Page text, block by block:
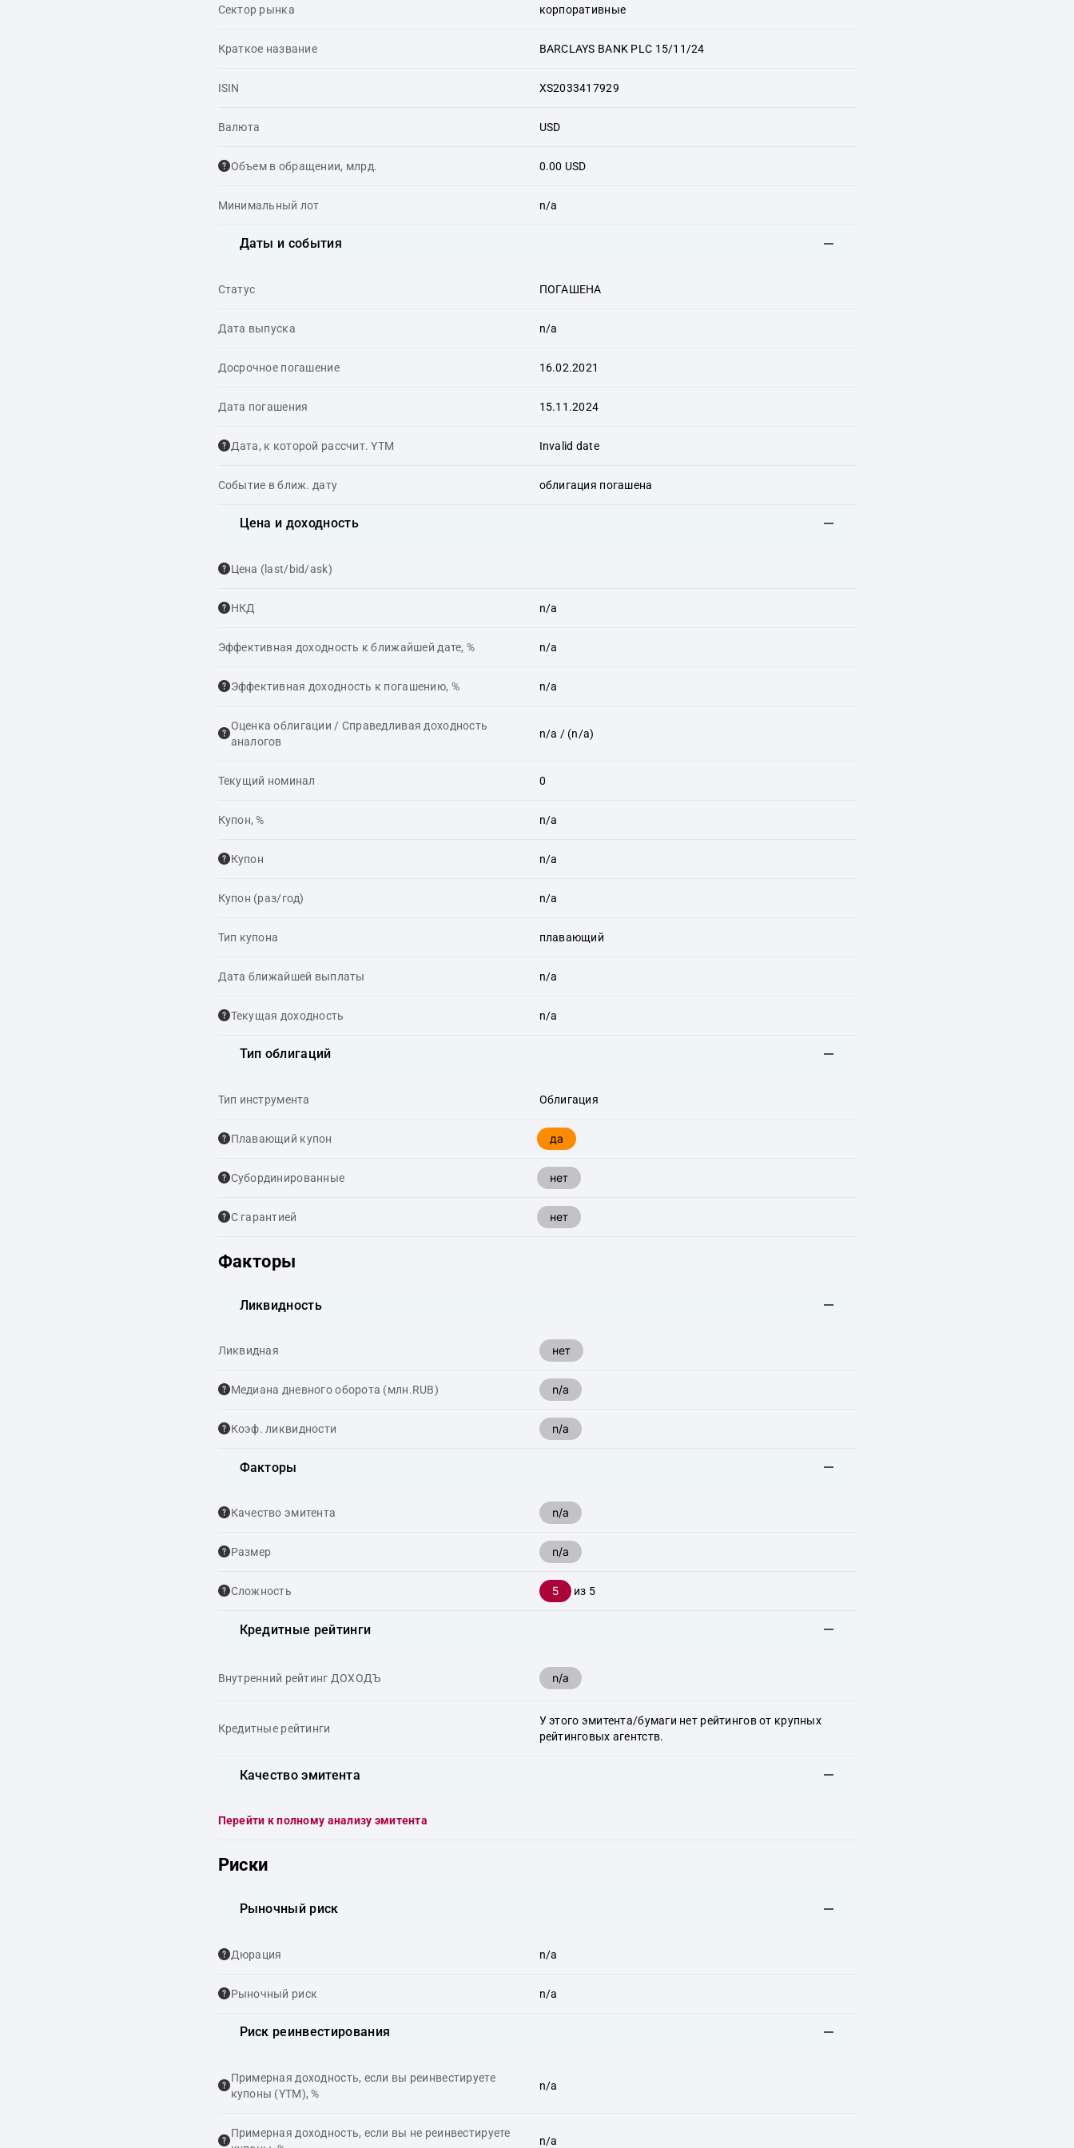
Сектор рынка корпоративные
Краткое название BARCLAYS BANK PLC 15/11/24
ISIN XS2033417929
Валюта USD
Объем в обращении, млрд. 0.00 USD
Минимальный лот n/a
Даты и события
Статус ПОГАШЕНА
Дата выпуска n/a
Досрочное погашение 16.02.2021
Дата погашения 15.11.2024
Дата, к которой рассчит. YTM Invalid date
Событие в ближ. дату облигация погашена
Цена и доходность
Цена (last/bid/ask)
НКД n/a
Эффективная доходность к ближайшей дате, % n/a
Эффективная доходность к погашению, % n/a
Оценка облигации / Справедливая доходность
аналогов
n/a / (n/a)
Текущий номинал 0
Купон, % n/a
Купон n/a
Купон (раз/год) n/a
Тип купона плавающий
Дата ближайшей выплаты n/a
Текущая доходность n/a
Тип облигаций
Тип инструмента Облигация
Плавающий купон да
Cубординированные нет
С гарантией нет
Факторы
Ликвидность
Ликвидная нет
Медиана дневного оборота (млн.RUB) n/a
Коэф. ликвидности n/a
Факторы
Качество эмитента n/a
Размер n/a
Сложность 5 из 5
Кредитные рейтинги
Внутренний рейтинг ДОХОДЪ n/a
Кредитные рейтинги
У этого эмитента/бумаги нет рейтингов от крупных
рейтинговых агентств.
Качество эмитента
Перейти к полному анализу эмитента
Риски
Рыночный риск
Дюрация n/a
Рыночный риск n/a
Риск реинвестирования
Примерная доходность, если вы реинвестируете
купоны (YTM), %
n/a
Примерная доходность, если вы не реинвестируете
n/a